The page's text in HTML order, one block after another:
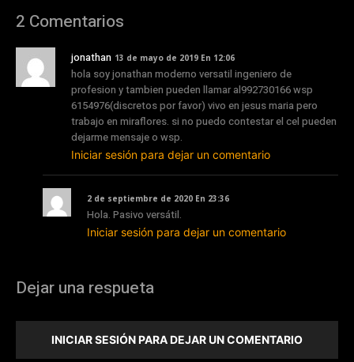
2 Comentarios
jonathan 13 de mayo de 2019 En 12:06
hola soy jonathan moderno versatil ingeniero de
profesion y tambien pueden llamar al992730166 wsp
6154976(discretos por favor) vivo en jesus maria pero
trabajo en miraflores. si no puedo contestar el cel pueden
dejarme mensaje o wsp.
Iniciar sesión para dejar un comentario
2 de septiembre de 2020 En 23:36
Hola. Pasivo versátil.
Iniciar sesión para dejar un comentario
Dejar una respueta
INICIAR SESIÓN PARA DEJAR UN COMENTARIO